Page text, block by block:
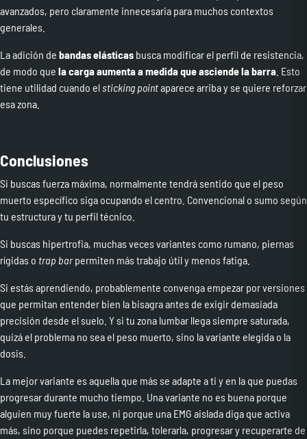
avanzados, pero claramente innecesaria para muchos contextos
generales.
La adición de bandas elásticas busca modificar el perfil de resistencia,
de modo que la carga aumenta a medida que asciende la barra . Esto
tiene utilidad cuando elsticking pointaparece arriba y se quiere reforzar
esa zona.
Conclusiones
Si buscas fuerza máxima, normalmente tendrá sentido que el peso
muerto específico siga ocupando el centro. Convencional o sumo según
tu estructura y tu perfil técnico.
Si buscas hipertrofia, muchas veces variantes como rumano, piernas
rígidas o trap barpermiten más trabajo útil y menos fatiga.
Si estás aprendiendo, probablemente convenga empezar por versiones
que permitan entender bien la bisagra antes de exigir demasiada
precisión desde el suelo. Y si tu zona lumbar llega siempre saturada,
quizá el problema no sea el peso muerto, sino la variante elegida o la
dosis.
La mejor variante es aquella que más se adapte a ti y en la que puedas
progresar durante mucho tiempo. Una variante no es buena porque
alguien muy fuerte la use, ni porque una EMG aislada diga que activa
más, sino porque puedes repetirla, tolerarla, progresar y recuperarte de